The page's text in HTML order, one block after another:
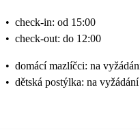
• check-in: od 15:00
• check-out: do 12:00
• domácí mazlíčci: na
• dětská postýlka: na